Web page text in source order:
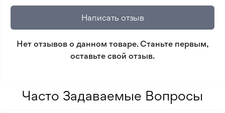
который не соответствует ожиданиям. Согласно
условиям возврата.
Минимальный заказ 300 грн.
Написать отзыв
Нет отзывов о данном товаре. Станьте первым,
оставьте свой отзыв.
Часто Задаваемые Вопросы